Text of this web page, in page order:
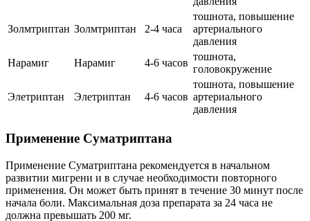
Золмтриптан Золмтриптан 2-4 часа
тошнота, повышение
артериального
давления
Нарамиг
Нарамиг 4-6 часов
тошнота,
головокружение
Элетриптан Элетриптан 4-6 часов
тошнота, повышение
артериального
давления
Применение Суматриптана
Применение Суматриптана рекомендуется в начальном
развитии мигрени и в случае необходимости повторного
применения. Он может быть принят в течение 30 минут после
начала боли. Максимальная доза препарата за 24 часа не
должна превышать 200 мг.